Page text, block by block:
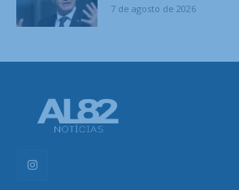
7 de agosto de 2026